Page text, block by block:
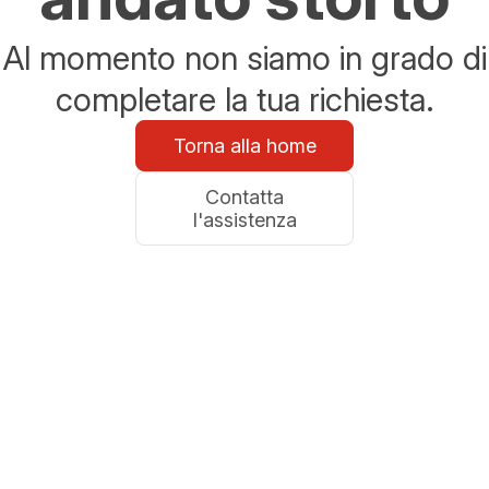
Al momento non siamo in grado di
completare la tua richiesta.
Torna alla home
Contatta
l'assistenza